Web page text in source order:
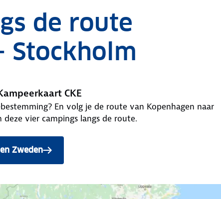
de route
Stockholm
CKE
En volg je de route van Kopenhagen naar
vier campings langs de route.
Zweden